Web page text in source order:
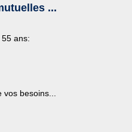
...
ans:
besoins...